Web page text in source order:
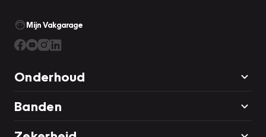
Mijn Vakgarage
Onderhoud
Banden